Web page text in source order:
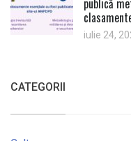
publică
iulie 24,
CATEGORII